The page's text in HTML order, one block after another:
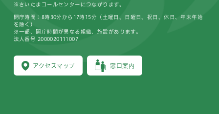
※さいたまコールセンターにつながります。
アクセスマップ 窓口案内
開庁時間：8時30分から17時15分（土曜日、日曜日、祝日、休日、年末年始
を除く）
※一部、開庁時間が異なる組織、施設があります。
法人番号 2000020111007